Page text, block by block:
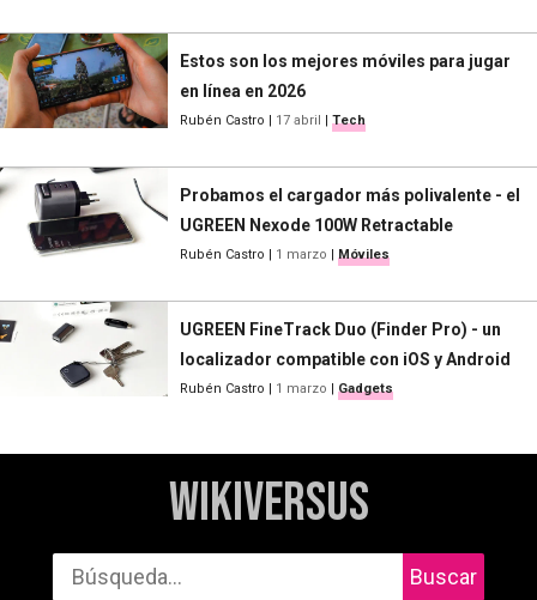
Estos son los mejores móviles para jugar
en línea en 2026
Rubén Castro | 17 abril | Tech
Probamos el cargador más polivalente - el
UGREEN Nexode 100W Retractable
Rubén Castro | 1 marzo | Móviles
UGREEN FineTrack Duo (Finder Pro) - un
localizador compatible con iOS y Android
Rubén Castro | 1 marzo | Gadgets
WikiVersus
Buscar